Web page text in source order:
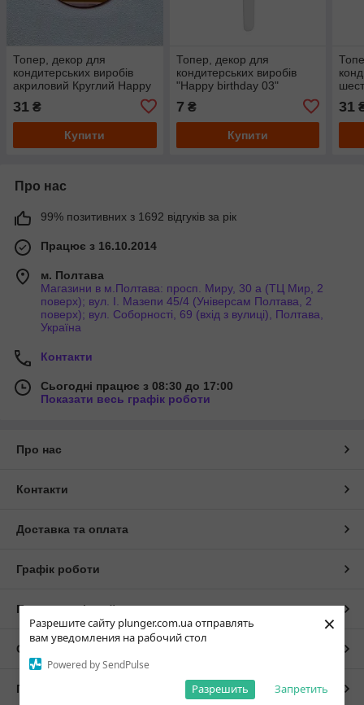
Разрешите сайту plunger.com.ua отправлять
вам уведомления на рабочий стол
Powered by SendPulse
Запретить
Разрешить
×
Топер, декор для
кондитерських виробів
акриловий Круглий Happy
31 ₴
Купити
Топер, декор для
кондитерських виробів
"Happy birthday 03"
7 ₴
Купити
31
Про нас
99% позитивних з 1692 відгуків за рік
Працює з 16.10.2014
м. Полтава
Магазини в м.Полтава: просп. Миру, 30 а (ТЦ Мир, 2
поверх); вул. І. Мазепи 45/4 (Універсам Полтава, 2
поверх); вул. Соборності, 69 (вхід з вулиці), Полтава,
Україна
Контакти
Сьогодні працює з 08:30 до 17:00
Показати весь графік роботи
Про нас
Контакти
Доставка та оплата
Графік роботи
Повна версія сайту
Сайт створено на маркетплейсі
Політика конфіденційності